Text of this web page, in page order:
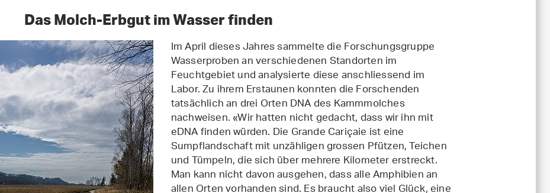
Das Molch-Erbgut im Wasser finden
Im April dieses Jahres sammelte die Forschungsgruppe
Wasserproben an verschiedenen Standorten im
Feuchtgebiet und analysierte diese anschliessend im
Labor. Zu ihrem Erstaunen konnten die Forschenden
tatsächlich an drei Orten DNA des Kammmolches
nachweisen. «Wir hatten nicht gedacht, dass wir ihn mit
eDNA finden würden. Die Grande Cariçaie ist eine
Sumpflandschaft mit unzähligen grossen Pfützen, Teichen
und Tümpeln, die sich über mehrere Kilometer erstreckt.
Man kann nicht davon ausgehen, dass alle Amphibien an